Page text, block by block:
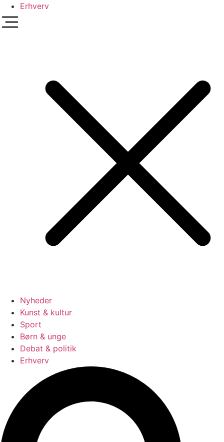
Erhverv
Nyheder
Kunst & kultur
Sport
Børn & unge
Debat & politik
Erhverv